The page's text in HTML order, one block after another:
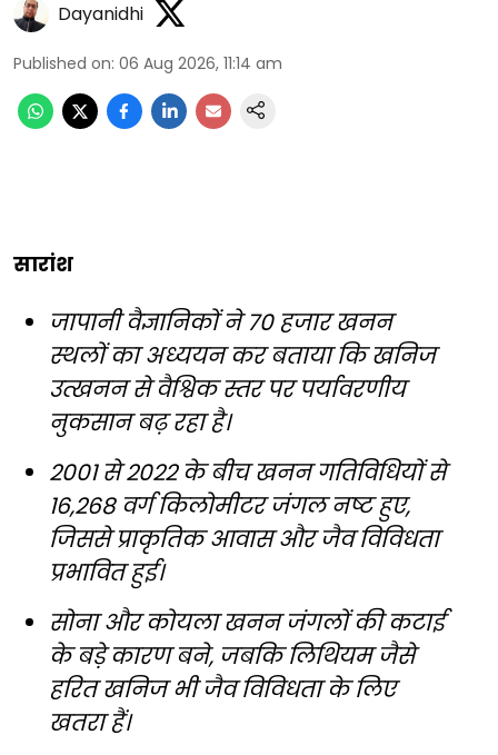
Dayanidhi
Published on: 06 Aug 2026, 11:14 am
सारांश
जापानी वैज्ञानिकों ने 70 हजार खनन
स्थलों का अध्ययन कर बताया कि खनिज
उत्खनन से वैश्विक स्तर पर पर्यावरणीय
नुकसान बढ़ रहा है।
2001 से 2022 के बीच खनन गतिविधियों से
16,268 वर्ग किलोमीटर जंगल नष्ट हुए,
जिससे प्राकृतिक आवास और जैव विविधता
प्रभावित हुई।
सोना और कोयला खनन जंगलों की कटाई
के बड़े कारण बने, जबकि लिथियम जैसे
हरित खनिज भी जैव विविधता के लिए
खतरा हैं।